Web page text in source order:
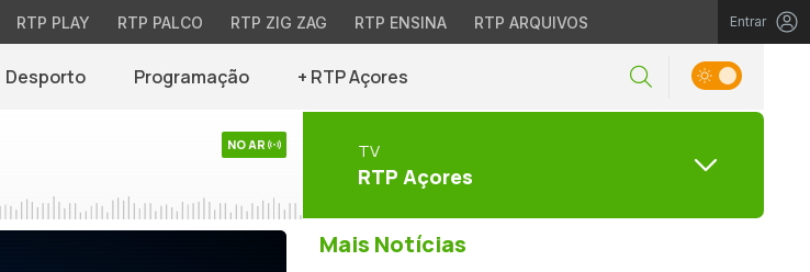
RTP PLAY RTP PALCO RTP ZIG ZAG RTP ENSINA RTP ARQUIVOS Entrar
Desporto Programação + RTP Açores
NO AR TV
RTP Açores
Mais Notícias